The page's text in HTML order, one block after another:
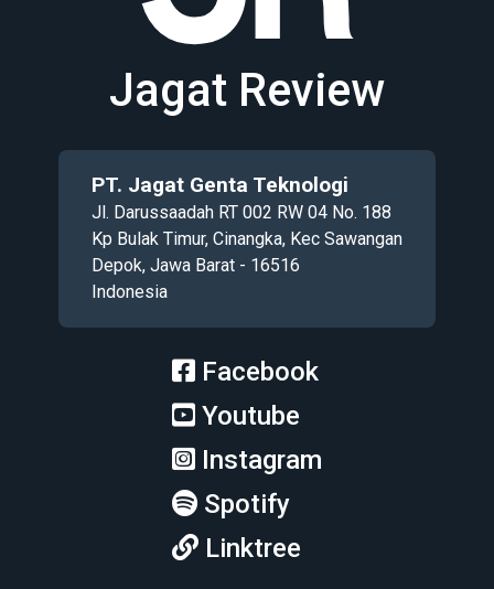
Jagat Review
PT. Jagat Genta Teknologi
Jl. Darussaadah RT 002 RW 04 No. 188
Kp Bulak Timur, Cinangka, Kec Sawangan
Depok, Jawa Barat - 16516
Indonesia
Facebook
Youtube
Instagram
Spotify
Linktree